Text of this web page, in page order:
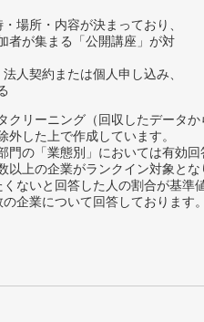
場所・内容が決まっており、
者が集まる「公開講座」が対
人契約または個人申し込み、
リーニング（回収したデータか
した上で作成しています。
の「業態別」においては有効
上の企業がランクイン対象とな
ないと回答した人の割合が基準
企業について回答しております。